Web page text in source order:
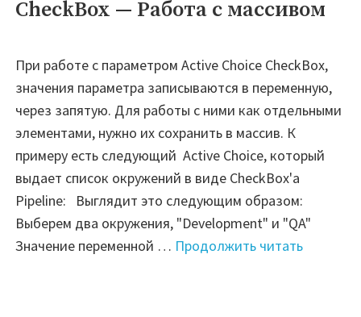
CheckBox — Работа с массивом
При работе с параметром Active Choice CheckBox,
значения параметра записываются в переменную,
через запятую. Для работы с ними как отдельными
элементами, нужно их сохранить в массив. К
примеру есть следующий Active Choice, который
выдает список окружений в виде CheckBox'а
Pipeline: Выглядит это следующим образом:
Выберем два окружения, "Development" и "QA"
Значение переменной … Продолжить читать"Jenkins